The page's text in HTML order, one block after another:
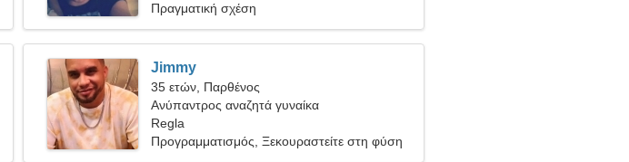
Πραγματική σχέση
Jimmy
35 ετών, Παρθένος
Ανύπαντρος αναζητά γυναίκα
Regla
Προγραμματισμός, Ξεκουραστείτε στη φύση